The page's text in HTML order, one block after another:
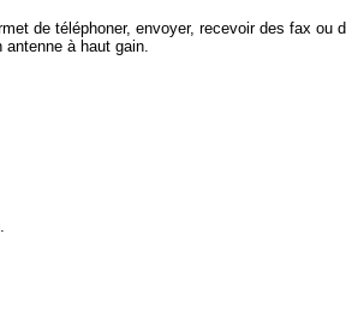
de téléphoner, envoyer, recevoir des fax ou
à haut gain.